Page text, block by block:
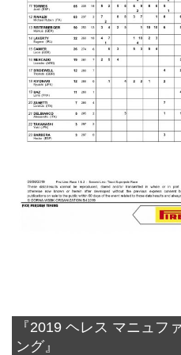
『2019 ヘレス マニュフ
ング』